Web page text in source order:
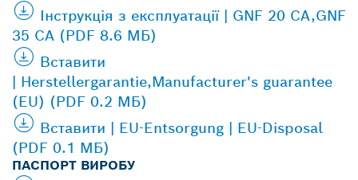
Інструкція з експлуатації | GNF 20 CA,GNF
35 CA (PDF 8.6 МБ)
Вставити
| Herstellergarantie,Manufacturer's guarantee
(EU) (PDF 0.2 МБ)
Вставити | EU-Entsorgung | EU-Disposal
(PDF 0.1 МБ)
ПАСПОРТ ВИРОБУ